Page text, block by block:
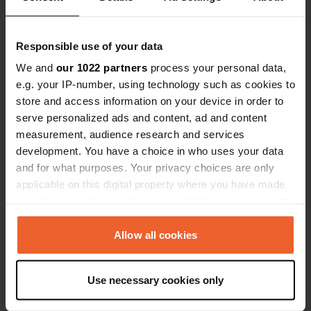
Responsible use of your data
We and our 1022 partners process your personal data,
e.g. your IP-number, using technology such as cookies to
store and access information on your device in order to
serve personalized ads and content, ad and content
measurement, audience research and services
development. You have a choice in who uses your data
and for what purposes. Your privacy choices are only
applicable on this digital property where you have made
any time from the Cookie Declaration or by clicking on
the Privacy trigger icon.
Collect information about your geographical location
which can be accurate to within several meters
Allow all cookies
Use necessary cookies only
Es-tu déjà venu ici ?
Contact
Emplacement
06485, Quedlinbourg, Allemagne
51° 43' 29" N 11° 9' 36" E
Copie